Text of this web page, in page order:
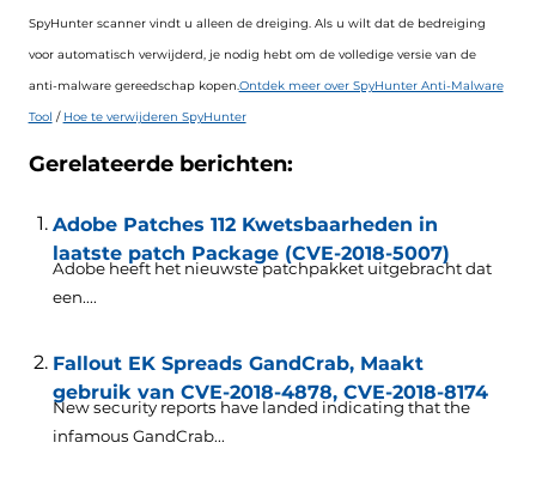
SpyHunter scanner vindt u alleen de dreiging. Als u wilt dat de bedreiging
voor automatisch verwijderd, je nodig hebt om de volledige versie van de
anti-malware gereedschap kopen.Ontdek meer over SpyHunter Anti-Malware
Tool / Hoe te verwijderen SpyHunter
Gerelateerde berichten:
Adobe Patches 112 Kwetsbaarheden in
laatste patch Package (CVE-2018-5007)
Adobe heeft het nieuwste patchpakket uitgebracht dat
een....
Fallout EK Spreads GandCrab, Maakt
gebruik van CVE-2018-4878, CVE-2018-8174
New security reports have landed indicating that the
infamous GandCrab...